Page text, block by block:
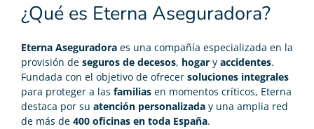
¿Qué es Eterna Aseguradora?
Eterna Aseguradora es una compañía especializada en la
provisión de seguros de decesos, hogar y accidentes.
Fundada con el objetivo de ofrecer soluciones integrales
para proteger a las familias en momentos críticos, Eterna
destaca por su atención personalizada y una amplia red
de más de 400 oficinas en toda España.